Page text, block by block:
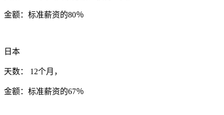
金额：标准薪资的80％
日本
天数： 12个月，
金额：标准薪资的67％